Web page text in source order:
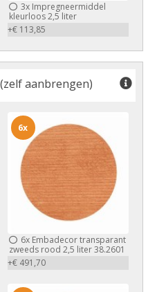
3xImpregneermiddel
kleurloos 2,5 liter
+€ 113,85
aanbrengen)
6xEmbadecor transparant
zweeds rood 2,5 liter 38.2601
+€ 491,70
6x